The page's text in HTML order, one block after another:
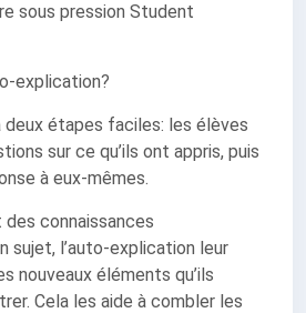
sous pression Student
explication?
deux étapes faciles: les élèves
sur ce qu’ils ont appris, puis
à eux-mêmes.
connaissances
sujet, l’auto-explication leur
nouveaux éléments qu’ils
Cela les aide à combler les